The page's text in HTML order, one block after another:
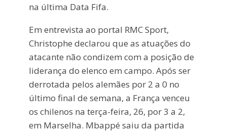
na última Data Fifa.
Em entrevista ao portal RMC Sport,
Christophe declarou que as atuações do
atacante não condizem com a posição de
liderança do elenco em campo. Após ser
derrotada pelos alemães por 2 a 0 no
último final de semana, a França venceu
os chilenos na terça-feira, 26, por 3 a 2,
em Marselha. Mbappé saiu da partida